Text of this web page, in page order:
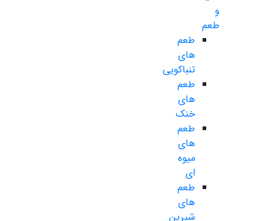
و
طعم
طعم
های
تنباکویی
طعم
های
خنک
طعم
های
میوه
ای
طعم
های
شیرین